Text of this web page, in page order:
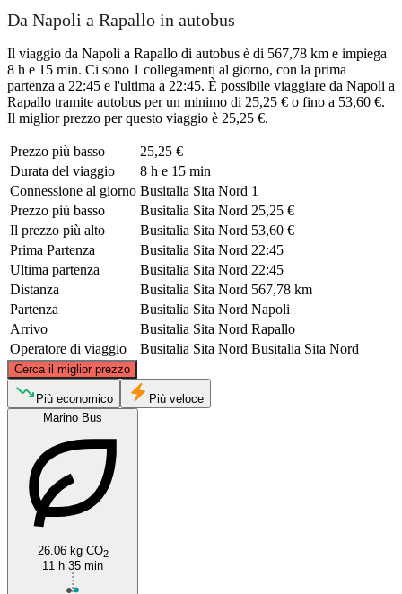
Da Napoli a Rapallo in autobus
Il viaggio da Napoli a Rapallo di autobus è di 567,78 km e impiega
8 h e 15 min. Ci sono 1 collegamenti al giorno, con la prima
partenza a 22:45 e l'ultima a 22:45. È possibile viaggiare da Napoli a
Rapallo tramite autobus per un minimo di 25,25 € o fino a 53,60 €.
Il miglior prezzo per questo viaggio è 25,25 €.
Prezzo più basso
25,25 €
Durata del viaggio
8 h e 15 min
Connessione al giorno Busitalia Sita Nord 1
Prezzo più basso
Busitalia Sita Nord 25,25 €
Il prezzo più alto
Busitalia Sita Nord 53,60 €
Prima Partenza
Busitalia Sita Nord 22:45
Ultima partenza
Busitalia Sita Nord 22:45
Distanza
Busitalia Sita Nord 567,78 km
Partenza
Busitalia Sita Nord Napoli
Arrivo
Busitalia Sita Nord Rapallo
Operatore di viaggio
Busitalia Sita Nord Busitalia Sita Nord
Cerca il miglior prezzo
Rapallo
© CARTO, ©OpenStreetMapcontributors
Più economico
Più veloce
Marino Bus
26.06 kg CO2
11 h 35 min